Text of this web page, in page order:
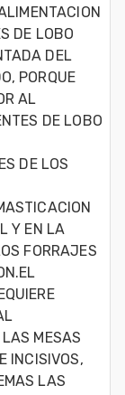
DE LOBO
DEL
PORQUE
AL
DE LOBO
DE LOS
Y EN LA
FORRAJES
MESAS
INCISIVOS,
LAS